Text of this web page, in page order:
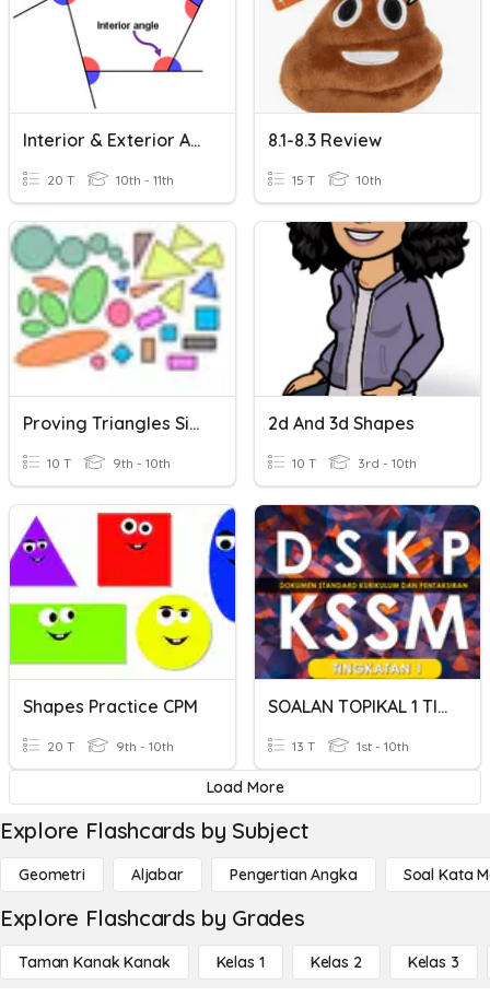
Interior & Exterior Angles Of Polygons
20 T 10th - 11th
8.1-8.3 Review
15 T 10th
Proving Triangles Similar
10 T 9th - 10th
2d And 3d Shapes
10 T 3rd - 10th
Shapes Practice CPM
20 T 9th - 10th
SOALAN TOPIKAL 1 TING.1 KSSM
13 T 1st - 10th
Load More
Explore Flashcards by Subject
Geometri Aljabar Pengertian Angka Soal Kata
Explore Flashcards by Grades
Taman Kanak Kanak Kelas 1 Kelas 2 Kelas 3